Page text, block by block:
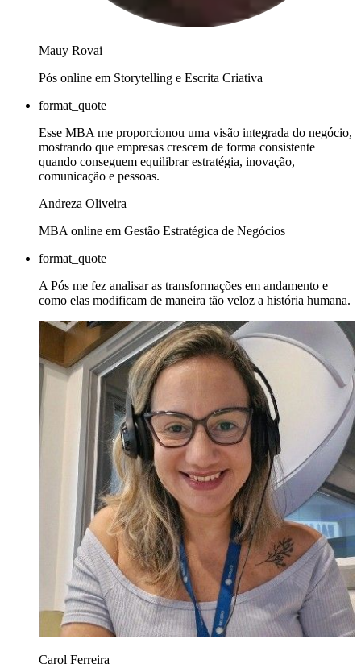
Mauy Rovai
Pós online em Storytelling e Escrita Criativa
format_quote
Esse MBA me proporcionou uma visão integrada do negócio,
mostrando que empresas crescem de forma consistente
quando conseguem equilibrar estratégia, inovação,
comunicação e pessoas.
Andreza Oliveira
MBA online em Gestão Estratégica de Negócios
format_quote
A Pós me fez analisar as transformações em andamento e
como elas modificam de maneira tão veloz a história humana.
Carol Ferreira